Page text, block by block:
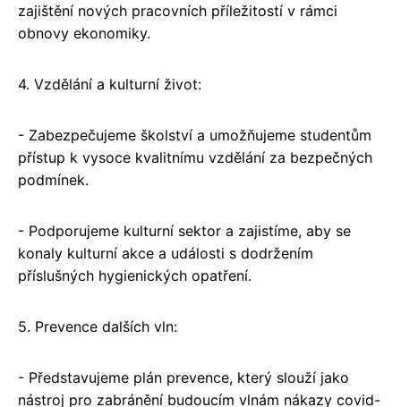
zajištění nových pracovních příležitostí v rámci
obnovy ekonomiky.
4. Vzdělání a kulturní život:
- Zabezpečujeme školství a umožňujeme studentům
přístup k vysoce kvalitnímu vzdělání za bezpečných
podmínek.
- Podporujeme kulturní sektor a zajistíme, aby se
konaly kulturní akce a události s dodržením
příslušných hygienických opatření.
5. Prevence dalších vln:
- Představujeme plán prevence, který slouží jako
nástroj pro zabránění budoucím vlnám nákazy covid-